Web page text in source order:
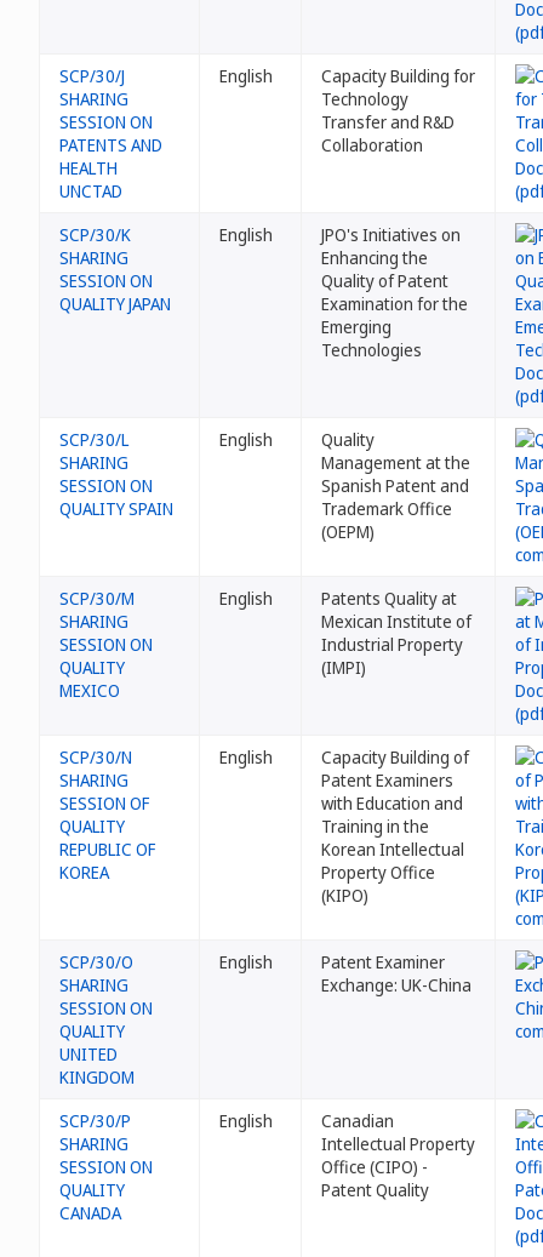
SCP/30/J
SHARING
SESSION ON
PATENTS AND
HEALTH
UNCTAD
English
Capacity Building for
Technology
Transfer and R&D
Collaboration
SCP/30/K
SHARING
SESSION ON
QUALITY JAPAN
English
JPO's Initiatives on
Enhancing the
Quality of Patent
Examination for the
Emerging
Technologies
SCP/30/L
SHARING
SESSION ON
QUALITY SPAIN
English
Quality
Management at the
Spanish Patent and
Trademark Office
(OEPM)
SCP/30/M
SHARING
SESSION ON
QUALITY
MEXICO
English
Patents Quality at
Mexican Institute of
Industrial Property
(IMPI)
SCP/30/N
SHARING
SESSION OF
QUALITY
REPUBLIC OF
KOREA
English
Capacity Building of
Patent Examiners
with Education and
Training in the
Korean Intellectual
Property Office
(KIPO)
SCP/30/O
SHARING
SESSION ON
QUALITY
UNITED
KINGDOM
English
Patent Examiner
Exchange: UK-China
SCP/30/P
SHARING
SESSION ON
QUALITY
CANADA
English
Canadian
Intellectual Property
Office (CIPO) -
Patent Quality